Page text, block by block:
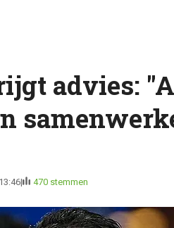
advies:
470 stemmen